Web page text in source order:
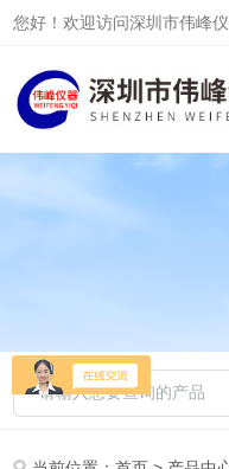
您好！欢迎访问深圳市伟峰